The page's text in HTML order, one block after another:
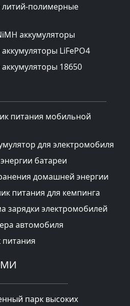
литий-полимерные
аккумуляторы
LiFePO4
18650
питания мобильной
для электромобиля
батареи
домашней энергии
питания для кемпинга
зарядки электромобилей
автомобиля
парк высоких